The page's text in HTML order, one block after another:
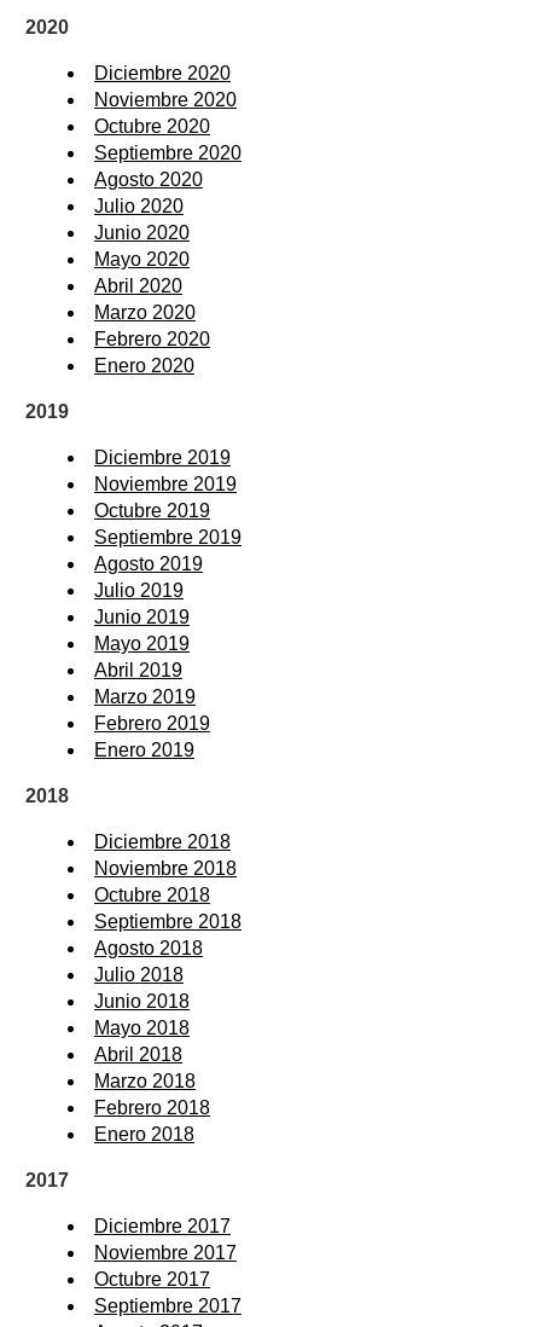
2020
Diciembre 2020
Noviembre 2020
Octubre 2020
Septiembre 2020
Agosto 2020
Julio 2020
Junio 2020
Mayo 2020
Abril 2020
Marzo 2020
Febrero 2020
Enero 2020
2019
Diciembre 2019
Noviembre 2019
Octubre 2019
Septiembre 2019
Agosto 2019
Julio 2019
Junio 2019
Mayo 2019
Abril 2019
Marzo 2019
Febrero 2019
Enero 2019
2018
Diciembre 2018
Noviembre 2018
Octubre 2018
Septiembre 2018
Agosto 2018
Julio 2018
Junio 2018
Mayo 2018
Abril 2018
Marzo 2018
Febrero 2018
Enero 2018
2017
Diciembre 2017
Noviembre 2017
Octubre 2017
Septiembre 2017